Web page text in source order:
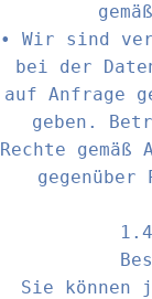
• Wir sind
bei der
auf Anfrage
geben.
Rechte gemäß
gegenüber
Sie können